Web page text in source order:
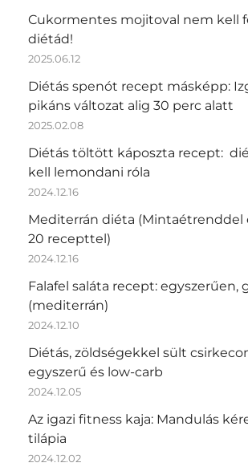
Cukormentes mojitoval nem kell
diétád!
2025.06.12
Diétás spenót recept másképp:
pikáns változat alig 30 perc alatt
2025.02.08
Diétás töltött káposzta recept:
kell lemondani róla
2024.12.16
Mediterrán diéta
20 recepttel)
2024.12.16
Falafel saláta recept: egyszerűen,
(mediterrán)
2024.12.10
Diétás, zöldségekkel sült
egyszerű és low-carb
2024.12.05
Az igazi fitness kaja: Mandulás
tilápia
2024.12.02